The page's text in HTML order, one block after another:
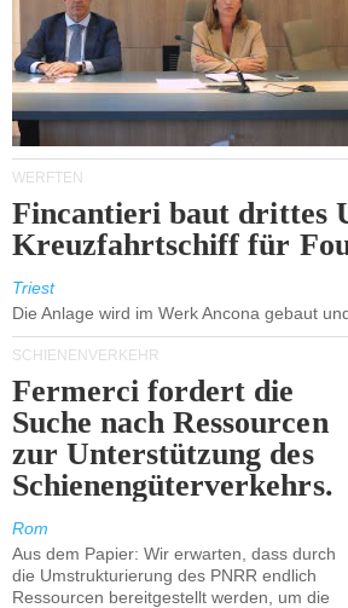
WERFTEN
Fincantieri baut drittes
Kreuzfahrtschiff für
Triest
Die Anlage wird im Werk Ancona gebaut
SCHIENENVERKEHR
Fermerci fordert die
Suche nach Ressourcen
zur Unterstützung des
Schienengüterverkehrs.
Rom
Aus dem Papier: Wir erwarten, dass durch
die Umstrukturierung des PNRR endlich
Ressourcen bereitgestellt werden, um die